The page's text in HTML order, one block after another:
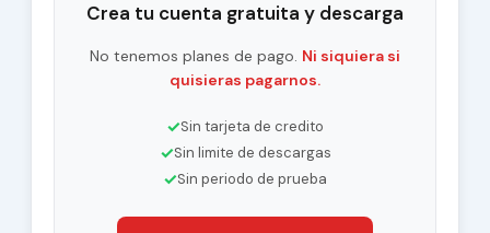
Crea tu cuenta gratuita y descarga
No tenemos planes de pago. Ni siquiera si
quisieras pagarnos.
✓Sin tarjeta de credito
✓Sin limite de descargas
✓Sin periodo de prueba